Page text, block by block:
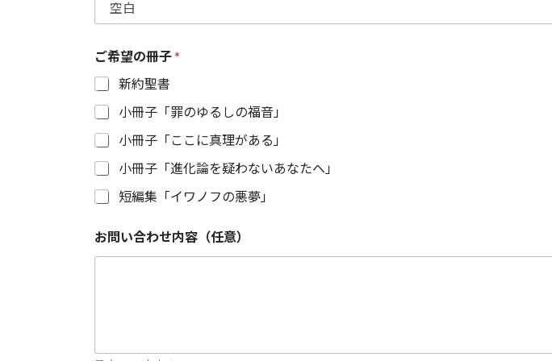
ご希望の冊子*
新約聖書
小冊子「罪のゆるしの福音」
小冊子「ここに真理がある」
小冊子「進化論を疑わないあなたへ」
短編集「イワノフの悪夢」
お問い合わせ内容（任意）